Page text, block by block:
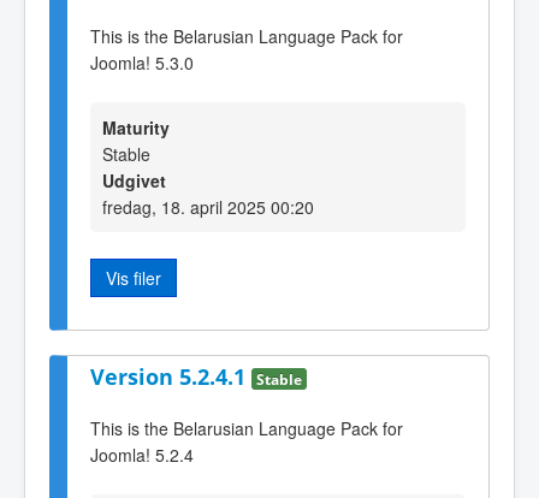
This is the Belarusian Language Pack for
Joomla! 5.3.0
Maturity
Stable
Udgivet
fredag, 18. april 2025 00:20
Vis filer
Version 5.2.4.1 Stable
This is the Belarusian Language Pack for
Joomla! 5.2.4